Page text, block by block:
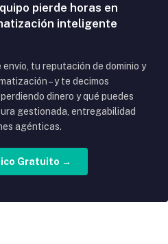
pierde horas en
inteligente
tu reputación de dominio y
– y te decimos
dinero y qué puedes
gestionada, entregabilidad
agénticas.
Gratuito →